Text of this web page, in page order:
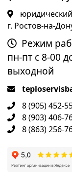
г. Ростов-на-
Режим
пн-пт с 8-00
выходной
8 (905) 452-
8 (903) 406-
8 (863) 256-